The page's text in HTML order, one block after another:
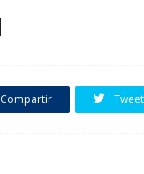
Compartir Tweet